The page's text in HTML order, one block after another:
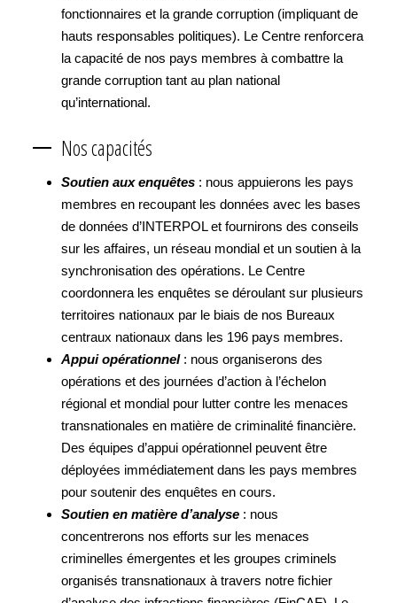
fonctionnaires et la grande corruption (impliquant de
hauts responsables politiques). Le Centre renforcera
la capacité de nos pays membres à combattre la
grande corruption tant au plan national
qu’international.
Nos capacités
Soutien aux enquêtes : nous appuierons les pays
membres en recoupant les données avec les bases
de données d’INTERPOL et fournirons des conseils
sur les affaires, un réseau mondial et un soutien à la
synchronisation des opérations. Le Centre
coordonnera les enquêtes se déroulant sur plusieurs
territoires nationaux par le biais de nos Bureaux
centraux nationaux dans les 196 pays membres.
Appui opérationnel: nous organiserons des
opérations et des journées d’action à l’échelon
régional et mondial pour lutter contre les menaces
transnationales en matière de criminalité financière.
Des équipes d’appui opérationnel peuvent être
déployées immédiatement dans les pays membres
pour soutenir des enquêtes en cours.
Soutien en matière d’analyse : nous
concentrerons nos efforts sur les menaces
criminelles émergentes et les groupes criminels
organisés transnationaux à travers notre fichier